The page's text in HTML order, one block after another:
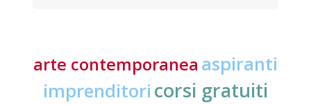
arte contemporanea aspiranti
imprenditori corsi gratuiti